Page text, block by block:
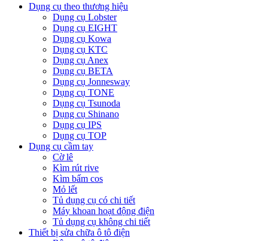
Dụng cụ theo thương hiệu
Dụng cụ Lobster
Dụng cụ EIGHT
Dụng cụ Kowa
Dụng cụ KTC
Dụng cụ Anex
Dụng cụ BETA
Dụng cụ Jonnesway
Dụng cụ TONE
Dụng cụ Tsunoda
Dụng cụ Shinano
Dụng cụ IPS
Dụng cụ TOP
Dụng cụ cầm tay
Cờ lê
Kìm rút rive
Kìm bấm cos
Mỏ lết
Tủ dụng cụ có chi tiết
Máy khoan hoạt động điện
Tủ dụng cụ không chi tiết
Thiết bị sửa chữa ô tô điện